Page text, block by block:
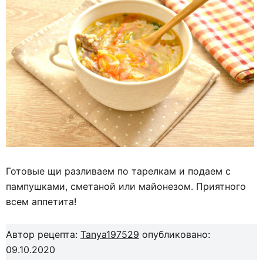
Готовые щи разливаем по тарелкам и подаем с
пампушками, сметаной или майонезом. Приятного
всем аппетита!
Автор рецепта: Tanya197529 опубликовано:
09.10.2020